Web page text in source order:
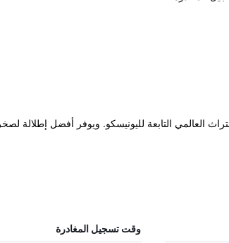
وقت تسجيل المغادرة